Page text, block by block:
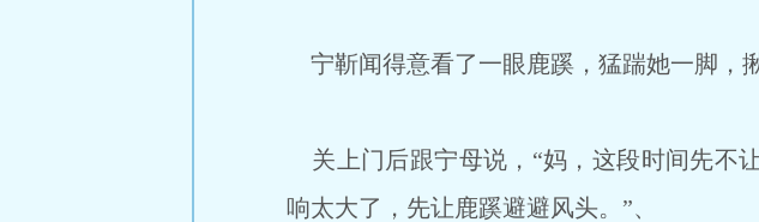
宁靳闻得意看了一眼鹿蹊，猛踹她一脚，
关上门后跟宁母说，“妈，这段时间先不
响太大了，先让鹿蹊避避风头。”、